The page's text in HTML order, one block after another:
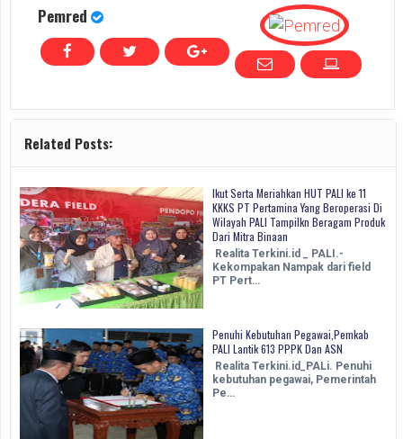
Pemred
Related Posts:
Ikut Serta Meriahkan HUT PALI ke 11
KKKS PT Pertamina Yang Beroperasi Di
Wilayah PALI Tampilkn Beragam Produk
Dari Mitra Binaan
Realita Terkini.id _ PALI.-
Kekompakan Nampak dari field
PT Pert…
Penuhi Kebutuhan Pegawai,Pemkab
PALI Lantik 613 PPPK Dan ASN
Realita Terkini.id_PALi. Penuhi
kebutuhan pegawai, Pemerintah
Pe…